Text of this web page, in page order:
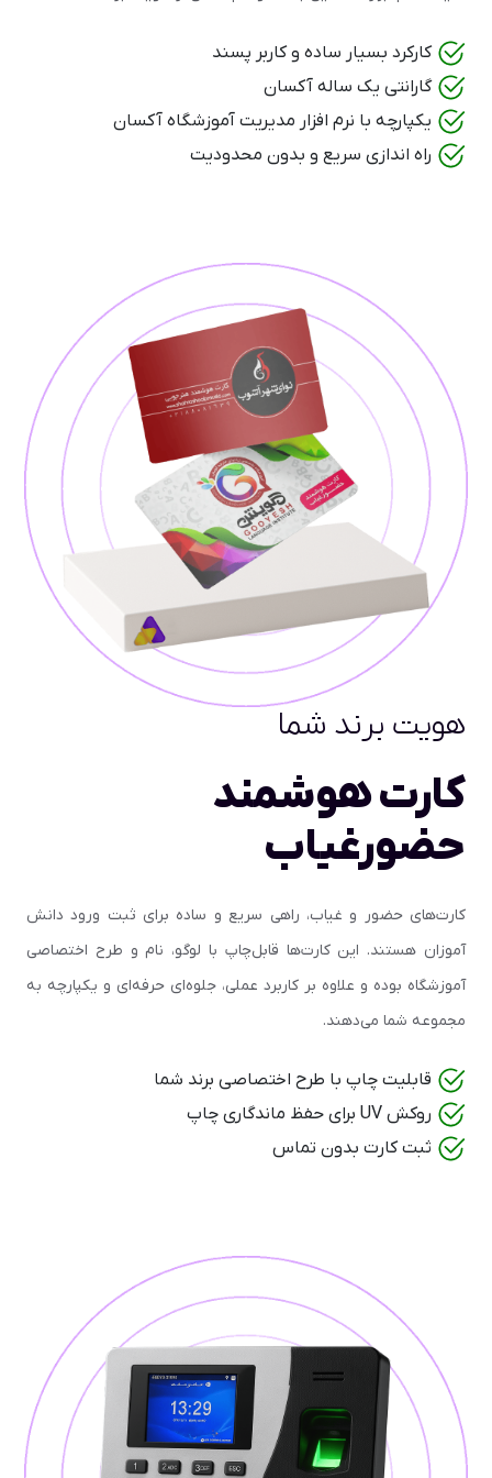
کارکرد بسیار ساده و کاربر پسند
گارانتی یک ساله آکسان
یکپارچه با نرم افزار مدیریت آموزشگاه آکسان
راه اندازی سریع و بدون محدودیت
هویت برند شما
کارت هوشمند
حضورغیاب
کارت‌های حضور و غیاب، راهی سریع و ساده برای ثبت ورود دانش
آموزان هستند. این کارت‌ها قابل‌چاپ با لوگو، نام و طرح اختصاصی
آموزشگاه بوده و علاوه بر کاربرد عملی، جلوه‌ای حرفه‌ای و یکپارچه به
مجموعه شما می‌دهند.
قابلیت چاپ با طرح اختصاصی برند شما
روکش UV برای حفظ ماندگاری چاپ
ثبت کارت بدون تماس